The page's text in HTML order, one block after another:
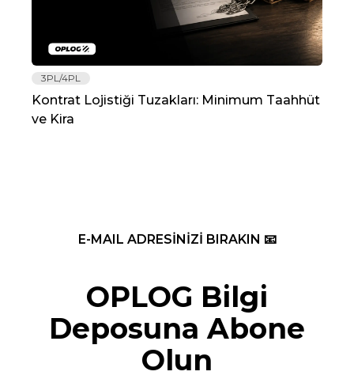
3PL/4PL
Kontrat Lojistiği Tuzakları: Minimum Taahhüt
ve Kira
E-MAIL ADRESİNİZİ BIRAKIN 📧
OPLOG Bilgi
Deposuna Abone
Olun